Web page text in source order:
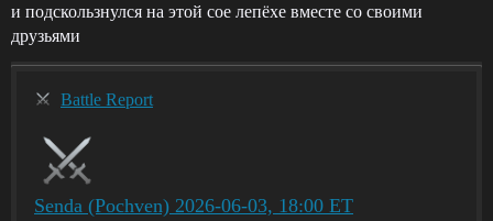
и подскользнулся на этой сое лепёхе вместе со своими
друзьями
Battle Report
Senda (Pochven) 2026-06-03, 18:00 ET